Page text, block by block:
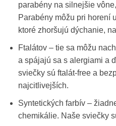
parabény na silnejšie
Parabény môžu pri horení
ktoré zhoršujú dýchanie,
Ftalátov – tie sa môžu
a spájajú sa s alergiami a
sviečky sú ftalát-free a
najcitlivejších.
Syntetických farbív –
chemikálie. Naše sviečky